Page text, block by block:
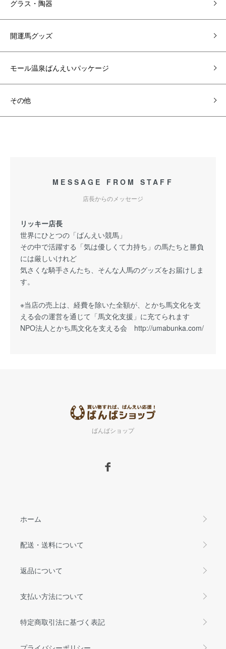
グラス・陶器
開運馬グッズ
モール温泉ばんえいパッケージ
その他
MESSAGE FROM STAFF
店長からのメッセージ
リッキー店長
世界にひとつの「ばんえい競馬」
その中で活躍する「気は優しくて力持ち」の馬たちと勝負
には厳しいけれど
気さくな騎手さんたち、そんな人馬のグッズをお届けしま
す。
※当店の売上は、経費を除いた全額が、とかち馬文化を支
える会の運営を通じて「馬文化支援」に充てられます
NPO法人とかち馬文化を支える会 http://umabunka.com/
ばんばショップ
ホーム
配送・送料について
返品について
支払い方法について
特定商取引法に基づく表記